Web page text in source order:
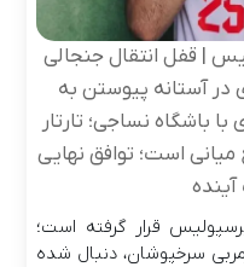
| قفل انتقال جنجالی
در آستانه پیوستن به
باشگاه نساجی؛ تارتار
میانی است؛ توافق نهایی
قرار گرفته است؛
سرخپوشان، دنبال شده